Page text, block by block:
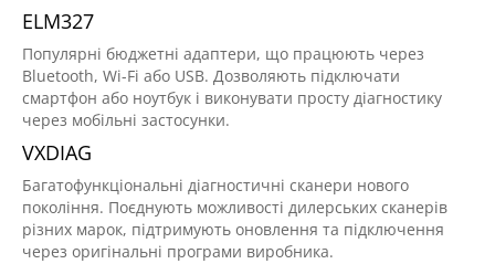
ELM327
Популярні бюджетні адаптери, що працюють через
Bluetooth, Wi-Fi або USB. Дозволяють підключати
смартфон або ноутбук і виконувати просту діагностику
через мобільні застосунки.
VXDIAG
Багатофункціональні діагностичні сканери нового
покоління. Поєднують можливості дилерських сканерів
різних марок, підтримують оновлення та підключення
через оригінальні програми виробника.